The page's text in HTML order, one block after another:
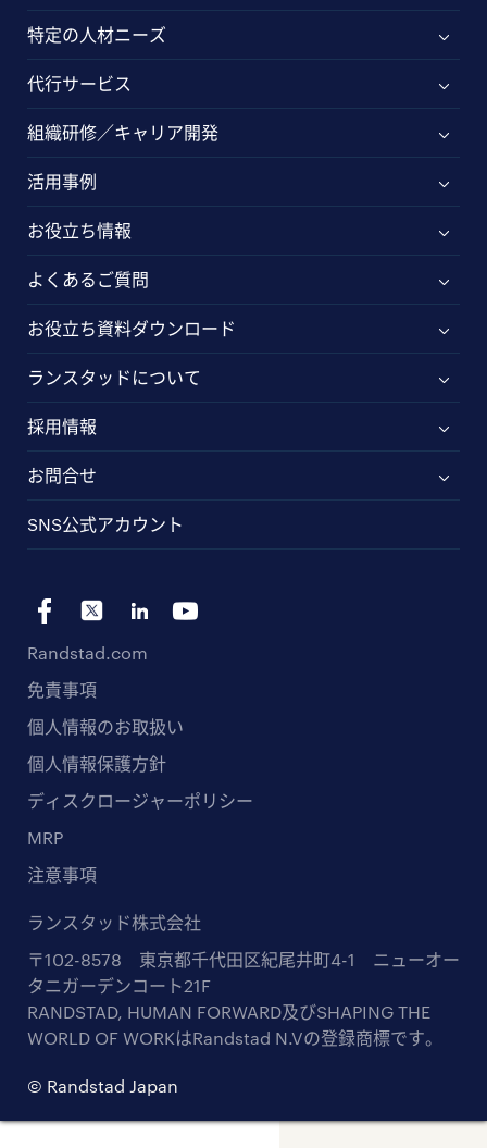
特定の人材ニーズ
代行サービス
組織研修／キャリア開発
活用事例
お役立ち情報
よくあるご質問
お役立ち資料ダウンロード
ランスタッドについて
採用情報
お問合せ
SNS公式アカウント
Randstad.com
免責事項
個人情報のお取扱い
個人情報保護方針
ディスクロージャーポリシー
MRP
注意事項
ランスタッド株式会社
〒102-8578 東京都千代田区紀尾井町4-1 ニューオー
タニガーデンコート21F
RANDSTAD, HUMAN FORWARD及びSHAPING THE
WORLD OF WORKはRandstad N.Vの登録商標です。
© Randstad Japan